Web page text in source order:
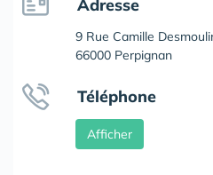
Adresse
9 Rue Camille
66000 Perpignan
Téléphone
Afficher